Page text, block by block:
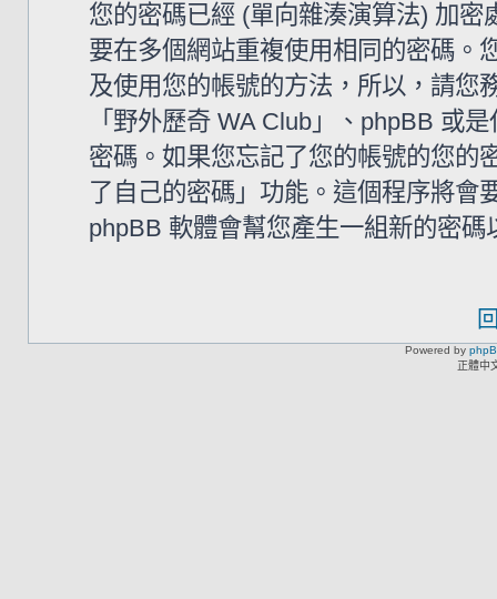
您的密碼已經 (單向雜湊演算法) 加
要在多個網站重複使用相同的密碼。
及使用您的帳號的方法，所以，請您
「野外歷奇 WA Club」、phpBB 或
密碼。如果您忘記了您的帳號的您的
了自己的密碼」功能。這個程序將會
phpBB 軟體會幫您產生一組新的密
Powered by
正體中